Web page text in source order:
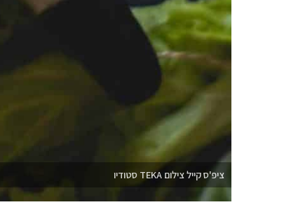
ציפ'ס קייל צילום TEKA סטודיו